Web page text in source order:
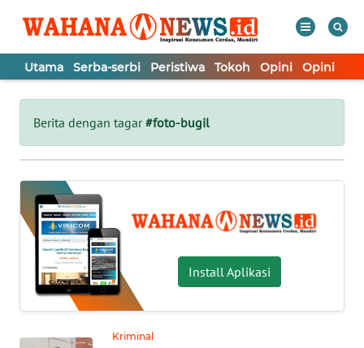
Utama Serba-serbi Peristiwa Tokoh Opini Opini
Berita dengan tagar#foto-bugil
Install Aplikasi
Kriminal
Tutup
UTAMA
SERBA-
SERBI
PERISTIWA
TOKOH